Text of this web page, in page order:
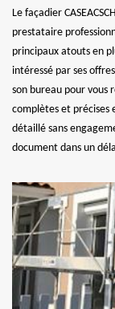
Le façadier
prestataire
principaux atouts en
intéressé par ses
son bureau pour vous
complètes et précises
détaillé sans
document dans un